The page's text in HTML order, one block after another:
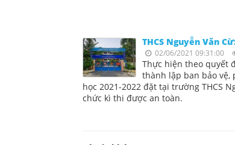
THCS Nguyễn Văn
02/06/2021 09:31:00
Thực hiện theo quyết
thành lập ban bảo vệ,
học 2021-2022 đặt tại trường THCS
chức kì thi được an toàn.